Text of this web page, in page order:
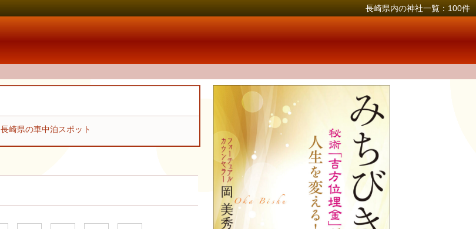
長崎県内の神社一覧：100件
長崎県の車中泊スポット